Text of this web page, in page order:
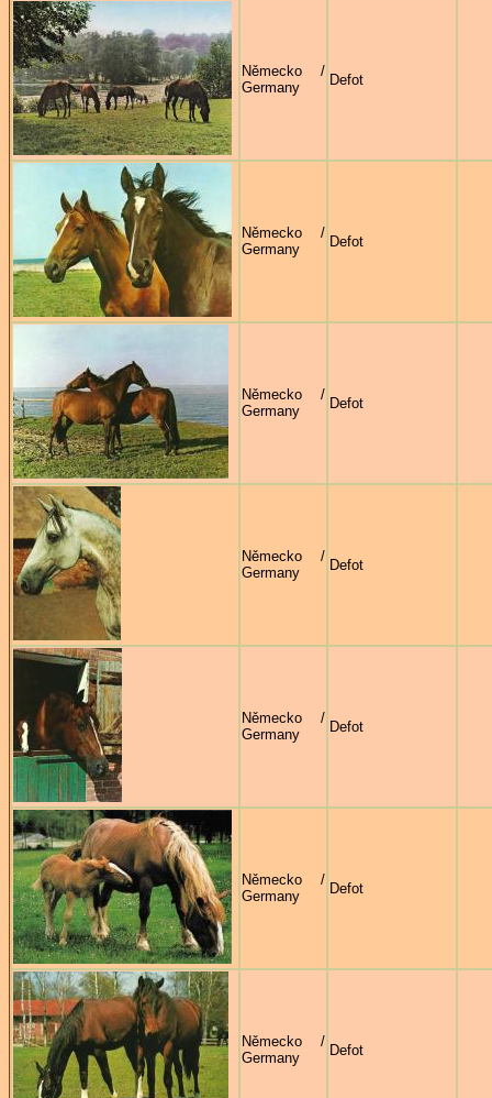
Německo /
Germany
Defot
Německo /
Germany
Defot
Německo /
Germany
Defot
Německo /
Germany
Defot
Německo /
Germany
Defot
Německo /
Germany
Defot
Německo /
Germany
Defot